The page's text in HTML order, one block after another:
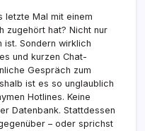
letzte Mal mit einem
zugehört hat? Nicht nur
Sondern wirklich
und kurzen Chat-
Gespräch zum
ist es so unglaublich
Hotlines. Keine
Datenbank. Stattdessen
– oder sprichst